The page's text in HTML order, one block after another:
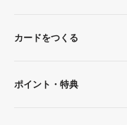
カードをつくる
ポイント・特典